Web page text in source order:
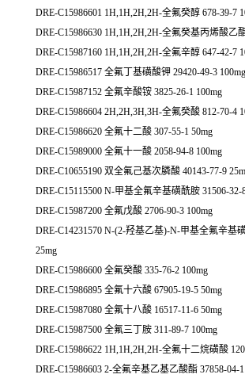
DRE-C15986601 1H,1H,2H,2H-全氟癸醇 678-39-7
DRE-C15986630 1H,1H,2H,2H-全氟癸基丙烯酸乙
DRE-C15987160 1H,1H,2H,2H-全氟辛醇 647-42-7
DRE-C15986517 全氟丁基磺酸钾 29420-49-3 100mg
DRE-C15987152 全氟辛酸铵 3825-26-1 100mg
DRE-C15986604 2H,2H,3H,3H-全氟癸酸 812-70-4
DRE-C15986620 全氟十二酸 307-55-1 50mg
DRE-C15989000 全氟十一酸 2058-94-8 100mg
DRE-C10655190 双全氟己基次膦酸 40143-77-9
DRE-C15115500 N-甲基全氟辛基磺酰胺 31506-32-
DRE-C15987200 全氟戊酸 2706-90-3 100mg
DRE-C14231570 N-(2-羟基乙基)-N-甲基全氟辛基
25mg
DRE-C15986600 全氟癸酸 335-76-2 100mg
DRE-C15986895 全氟十六酸 67905-19-5 50mg
DRE-C15987080 全氟十八酸 16517-11-6 50mg
DRE-C15987500 全氟三丁胺 311-89-7 100mg
DRE-C15986622 1H,1H,2H,2H-全氟十二烷磺酸
DRE-C15986603 2-全氟辛基乙基乙酸酯 37858-04-